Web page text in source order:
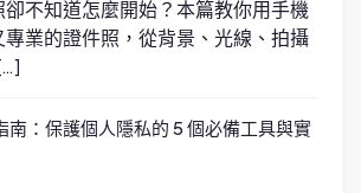
不知道怎麼開始？本篇教你用手機
業的證件照，從背景、光線、拍攝
南：保護個人隱私的 5 個必備工具與實